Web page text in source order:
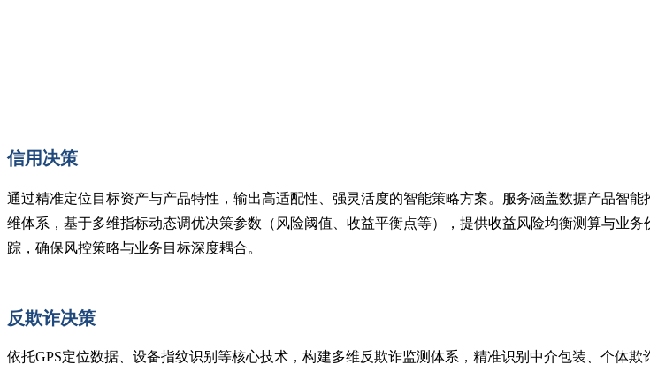
信用决策
通过精准定位目标资产与产品特性，输出高适配性、强灵活度的智能策略方案。服务涵盖数据产品智
维体系，基于多维指标动态调优决策参数（风险阈值、收益平衡点等），提供收益风险均衡测算与业
踪，确保风控策略与业务目标深度耦合。
反欺诈决策
依托GPS定位数据、设备指纹识别等核心技术，构建多维反欺诈监测体系，精准识别中介包装、个体